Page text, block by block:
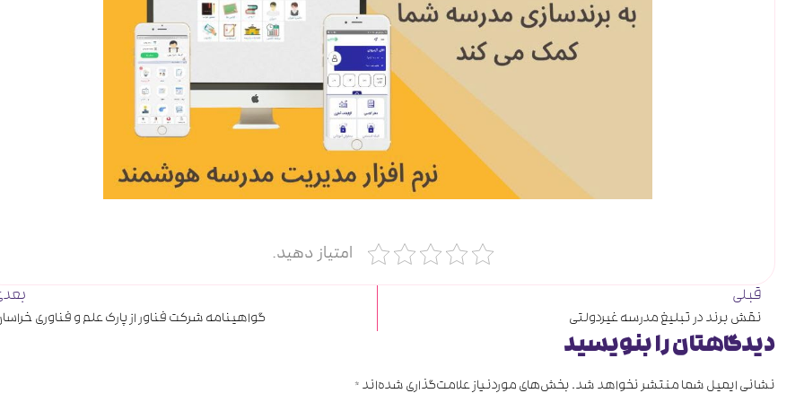
امتیاز دهید.
قبلی
نقش برند در تبلیغ مدرسه غیردولتی گواهینامه شرکت فناور از پارک علم و فناوری
دیدگاهتان را بنویسید
نشانی ایمیل شما منتشر نخواهد شد.بخش‌های موردنیاز علامت‌گذاری شده‌اند*